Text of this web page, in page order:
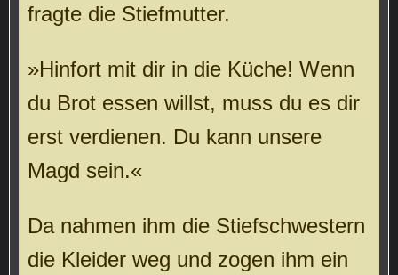
fragte die Stiefmutter.
»Hinfort mit dir in die Küche! Wenn
du Brot essen willst, muss du es dir
erst verdienen. Du kann unsere
Magd sein.«
Da nahmen ihm die Stiefschwestern
die Kleider weg und zogen ihm ein